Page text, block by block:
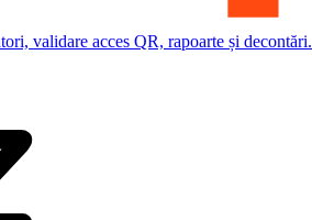
validare acces QR, rapoarte și decontări.